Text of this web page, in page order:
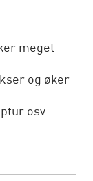
meget
og øker
osv.